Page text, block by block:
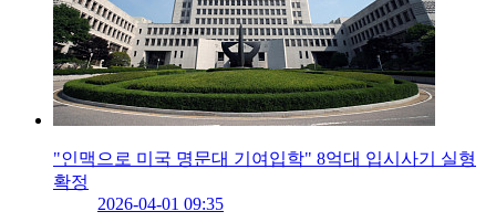
"인맥으로 미국 명문대 기여입학" 8억대 입시사기 실형
확정
2026-04-01 09:35